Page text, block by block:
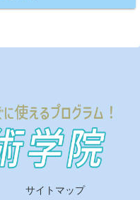
サイトマップ